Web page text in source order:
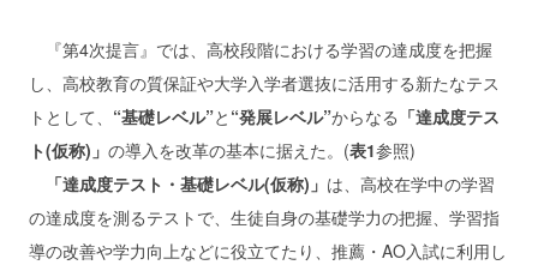
『第4次提言』では、高校段階における学習の達成度を把握
し、高校教育の質保証や大学入学者選抜に活用する新たなテス
トとして、 “基礎レベル”と “発展レベル”からなる 「達成度テス
ト(仮称)」 の導入を改革の基本に据えた。(表1参照)
「達成度テスト・基礎レベル(仮称)」 は、高校在学中の学習
の達成度を測るテストで、生徒自身の基礎学力の把握、学習指
導の改善や学力向上などに役立てたり、推薦・AO入試に利用し